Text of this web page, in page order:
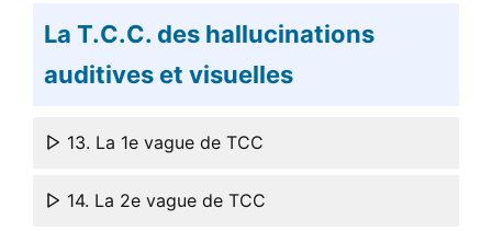
La T.C.C. des hallucinations
auditives et visuelles
13. La 1e vague de TCC
14. La 2e vague de TCC